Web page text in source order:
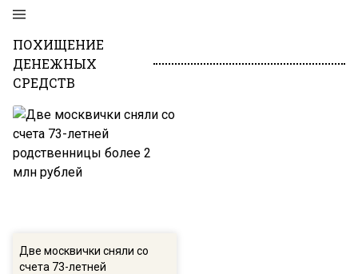
ПОХИЩЕНИЕ
ДЕНЕЖНЫХ
СРЕДСТВ
Две москвички сняли со
счета 73-летней